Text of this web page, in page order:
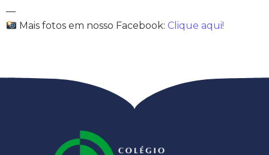
—
Mais fotos em nosso Facebook: Clique aqui!